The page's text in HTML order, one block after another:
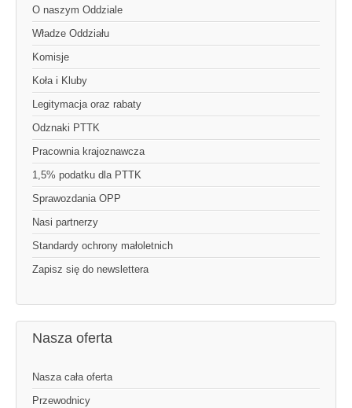
O naszym Oddziale
Władze Oddziału
Komisje
Koła i Kluby
Legitymacja oraz rabaty
Odznaki PTTK
Pracownia krajoznawcza
1,5% podatku dla PTTK
Sprawozdania OPP
Nasi partnerzy
Standardy ochrony małoletnich
Zapisz się do newslettera
Nasza oferta
Nasza cała oferta
Przewodnicy